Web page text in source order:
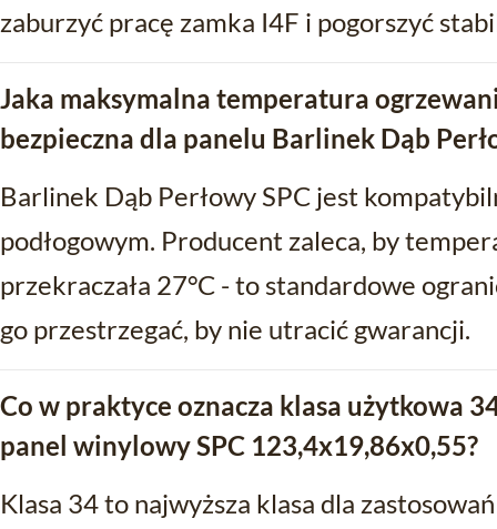
zaburzyć pracę zamka I4F i pogorszyć
Jaka maksymalna temperatura
bezpieczna dla panelu Barlinek Dąb
Barlinek Dąb Perłowy SPC jest
podłogowym. Producent zaleca, by
przekraczała 27°C - to standardowe
go przestrzegać, by nie utracić gwarancji.
Co w praktyce oznacza klasa użytkowa
panel winylowy SPC 123,4x19,86x0,55?
Klasa 34 to najwyższa klasa dla